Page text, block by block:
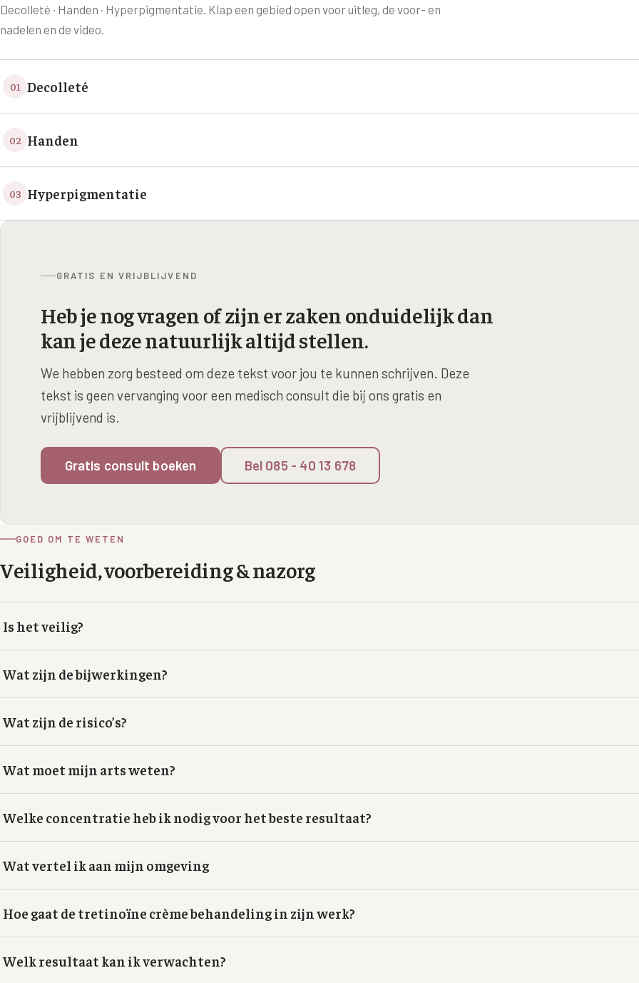
Decolleté · Handen · Hyperpigmentatie. Klap een gebied open voor uitleg, de voor- en
nadelen en de video.
01 Decolleté
02 Handen
03 Hyperpigmentatie
GRATIS EN VRIJBLIJVEND
Heb je nog vragen of zijn er zaken onduidelijk dan
kan je deze natuurlijk altijd stellen.
We hebben zorg besteed om deze tekst voor jou te kunnen schrijven. Deze
tekst is geen vervanging voor een medisch consult die bij ons gratis en
vrijblijvend is.
Gratis consult boeken Bel 085 - 40 13 678
GOED OM TE WETEN
Veiligheid, voorbereiding & nazorg
Is het veilig?
Wat zijn de bijwerkingen?
Wat zijn de risico’s?
Wat moet mijn arts weten?
Welke concentratie heb ik nodig voor het beste resultaat?
Wat vertel ik aan mijn omgeving
Hoe gaat de tretinoïne crème behandeling in zijn werk?
Welk resultaat kan ik verwachten?